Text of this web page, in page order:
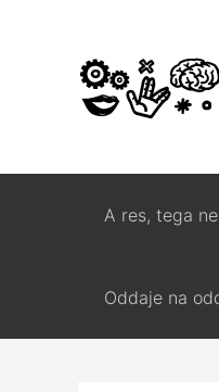
A res, tega
Oddaje na